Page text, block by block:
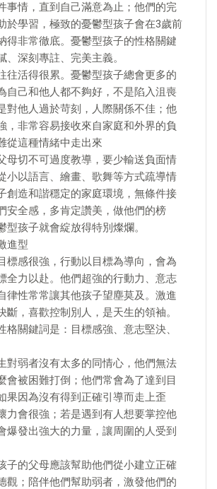
事情，直到自己滿意為止；他們的完
於學習，極致的憂鬱型孩子會在3歲前
得非常徹底。憂鬱型孩子的性格關鍵
、深刻專註、完美主義。
往活得很累。憂鬱型孩子總會更多的
自己和他人都不夠好，不是陷入沮喪
對他人過於苛刻，人際關係不佳；他
，非常容易接收來自家庭和外界的負
從這種情緒中走出來
母切不可過度教導，要少輸送負面情
小以語言、繪畫、歌舞等方式疏導情
創造和諧穩定的家庭環境，無條件接
安全感，多肯定讚美，做他們的榜
型孩子就會綻放得特別燦爛。
進型
標感很強，行動以目標為導向，會為
全力以赴。他們超強的行動力、意志
律性常常讓其他孩子望塵莫及。激進
斷，喜歡控制別人，是天生的領袖。
格關鍵詞是：目標感強、意志堅決、
對弱者沒有太多的同情心，他們無法
會被困難打倒；他們常會為了達到目
果因為沒有得到正確引導而走上歪
力會很強；若是遇到有人想要掌控他
爆發出強大的力量，讓周圍的人受到
子的父母應該幫助他們從小建立正確
觀；陪伴他們幫助弱者，激發他們的